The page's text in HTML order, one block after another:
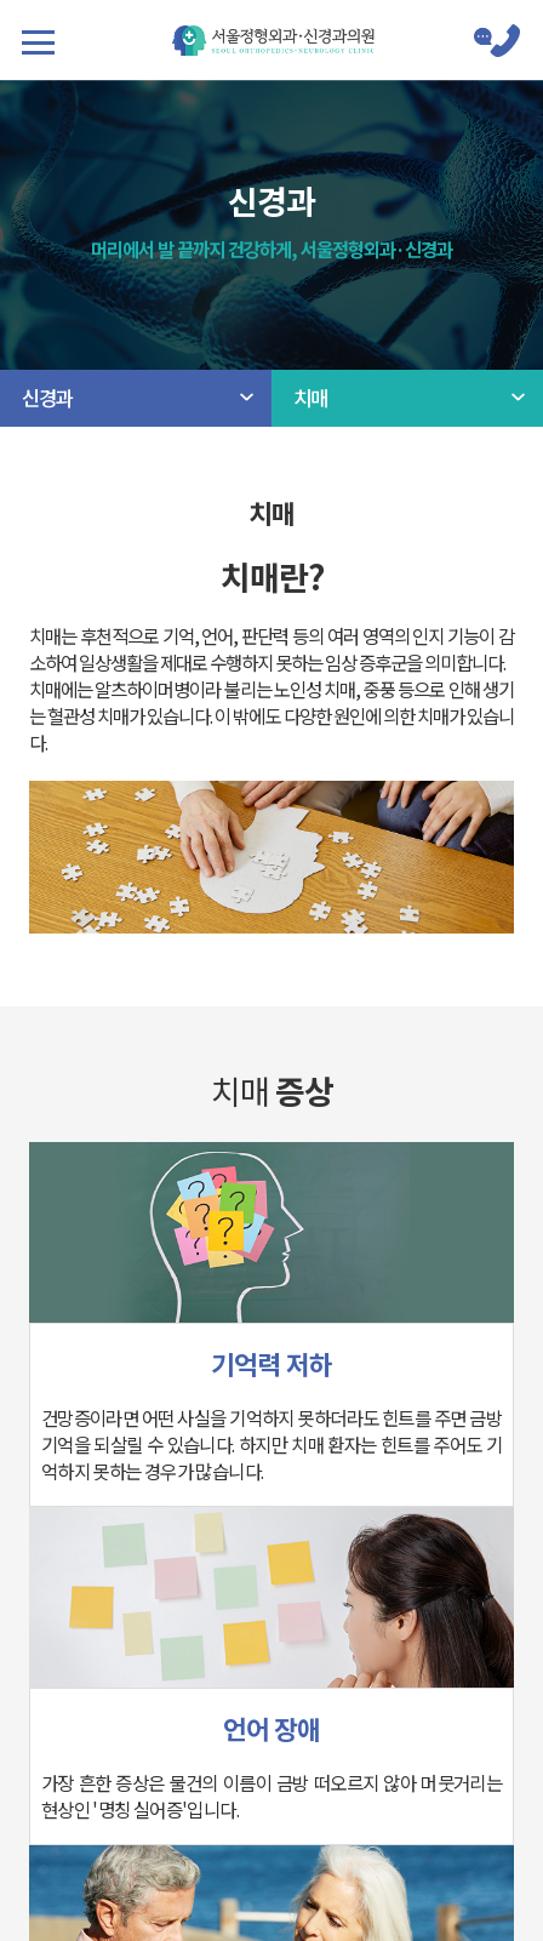
신경과
머리에서 발 끝까지 건강하게, 서울정형외과·신경과
신경과 치매
치매
치매란?
소하여 일상생활을 제대로 수행하지 못하는 임상 증후군을 의미합니다.
다.
치매증상
기억력 저하
억하지 못하는 경우가 많습니다.
언어 장애
현상인 '명칭 실어증'입니다.